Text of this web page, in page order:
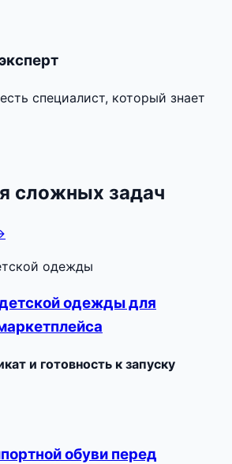
специалист, который знает
сложных задач
одежды
одежды для
и готовность к запуску
обуви перед